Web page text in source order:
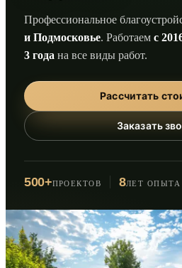
Профессиональное
и Подмосковье. Работаем с
3 года на все виды работ.
Рассчитать
Заказать
500+ПРОЕКТОВ 8ЛЕТ ОПЫТА